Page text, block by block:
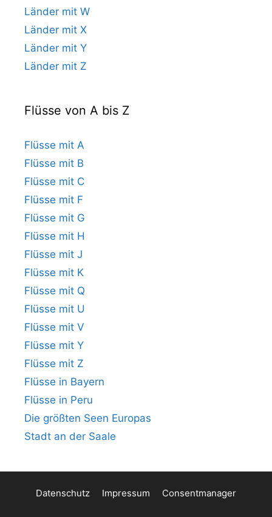
Länder mit W
Länder mit X
Länder mit Y
Länder mit Z
Flüsse von A bis Z
Flüsse mit A
Flüsse mit B
Flüsse mit C
Flüsse mit F
Flüsse mit G
Flüsse mit H
Flüsse mit J
Flüsse mit K
Flüsse mit Q
Flüsse mit U
Flüsse mit V
Flüsse mit Y
Flüsse mit Z
Flüsse in Bayern
Flüsse in Peru
Die größten Seen Europas
Stadt an der Saale
Datenschutz Impressum Consentmanager